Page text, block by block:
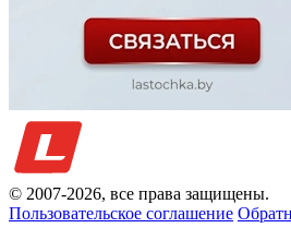
© 2007-2026, все права защищены.
Пользовательское соглашение